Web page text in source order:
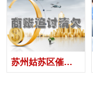
苏州姑苏区催债公司